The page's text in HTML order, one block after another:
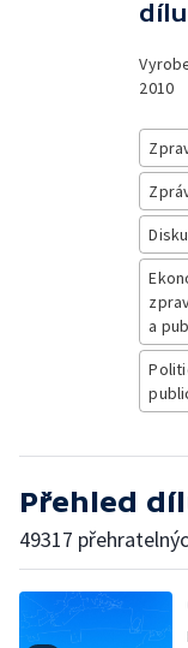
dílu
2010
a
Přehled
49317